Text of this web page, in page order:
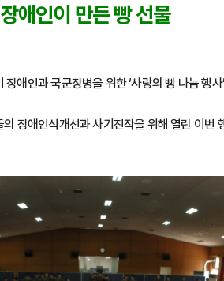
애인이 만든 빵 선물
애인과 국군장병을 위한 ‘사랑의 빵 나눔 행
장애인식개선과 사기진작을 위해 열린 이